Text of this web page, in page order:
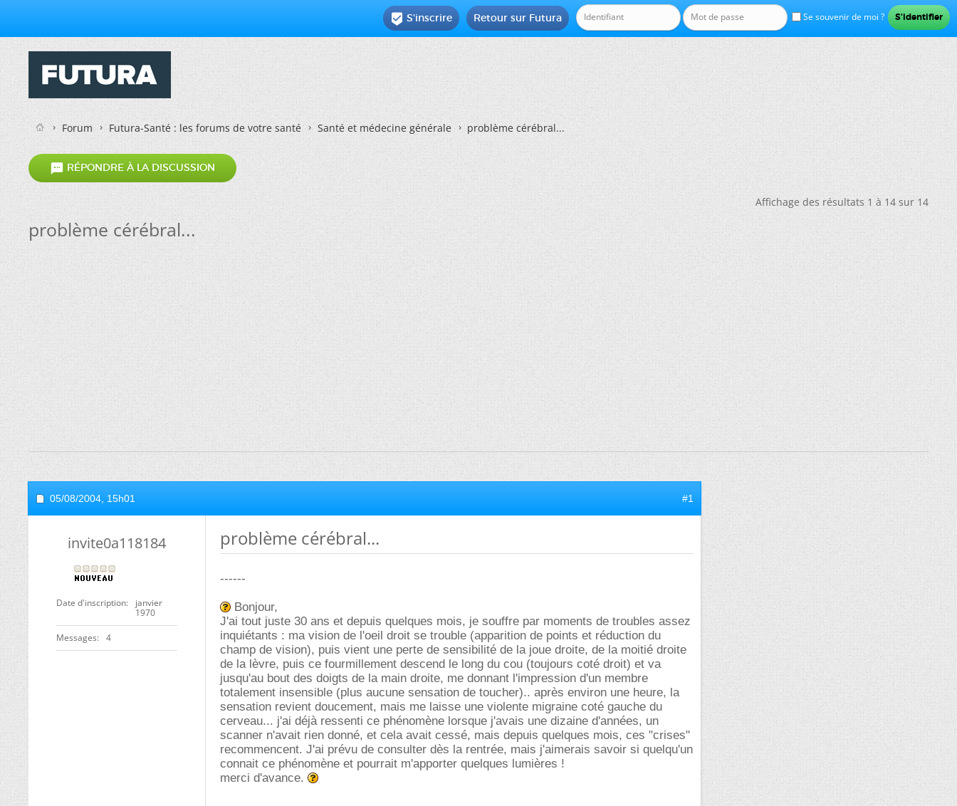
Se souvenir de moi ?
Retour sur Futura
 S'inscrire
Forum Futura-Santé : les forums de votre santé Santé et médecine générale problème cérébral...
 RÉPONDRE À LA DISCUSSION
Affichage des résultats 1 à 14 sur 14
problème cérébral...
05/08/2004, 15h01 #1
invite0a118184
Date d'inscription
janvier
1970
Messages 4
problème cérébral...
------
Bonjour,
J'ai tout juste 30 ans et depuis quelques mois, je souffre par moments de troubles assez
inquiétants : ma vision de l'oeil droit se trouble (apparition de points et réduction du
champ de vision), puis vient une perte de sensibilité de la joue droite, de la moitié droite
de la lèvre, puis ce fourmillement descend le long du cou (toujours coté droit) et va
jusqu'au bout des doigts de la main droite, me donnant l'impression d'un membre
totalement insensible (plus aucune sensation de toucher).. après environ une heure, la
sensation revient doucement, mais me laisse une violente migraine coté gauche du
cerveau... j'ai déjà ressenti ce phénomène lorsque j'avais une dizaine d'années, un
scanner n'avait rien donné, et cela avait cessé, mais depuis quelques mois, ces "crises"
recommencent. J'ai prévu de consulter dès la rentrée, mais j'aimerais savoir si quelqu'un
connait ce phénomène et pourrait m'apporter quelques lumières !
merci d'avance.